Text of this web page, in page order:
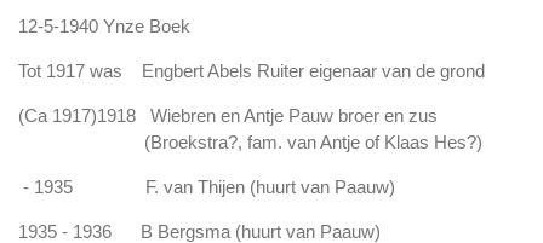
12-5-1940 Ynze Boek
Tot 1917 was Engbert Abels Ruiter eigenaar van de grond
(Ca 1917)1918 Wiebren en Antje Pauw broer en zus
(Broekstra?, fam. van Antje of Klaas Hes?)
- 1935 F. van Thijen (huurt van Paauw)
1935 - 1936 B Bergsma (huurt van Paauw)